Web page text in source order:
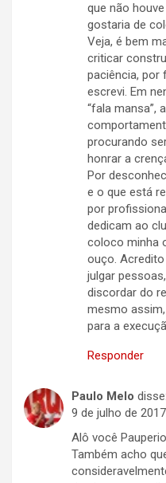
que não
gostaria de
Veja, é bem
criticar
paciência, por
escrevi. Em
“fala mansa”,
procurando
honrar a
Por
e o que está
por
dedicam ao
coloco minha
ouço.
julgar
discordar do
mesmo
para a
Responder
Paulo Melo disse:
9 de julho de
Alô você
Também acho